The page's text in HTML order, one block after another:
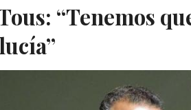
“Tenemos